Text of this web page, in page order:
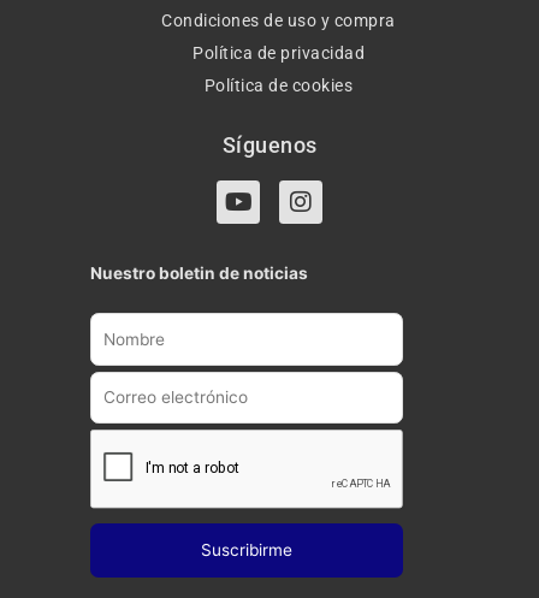
Condiciones de uso y compra
Política de privacidad
Política de cookies
Síguenos
Y
o
t
u
b
I
n
t
a
g
a
Nuestro boletin de noticias